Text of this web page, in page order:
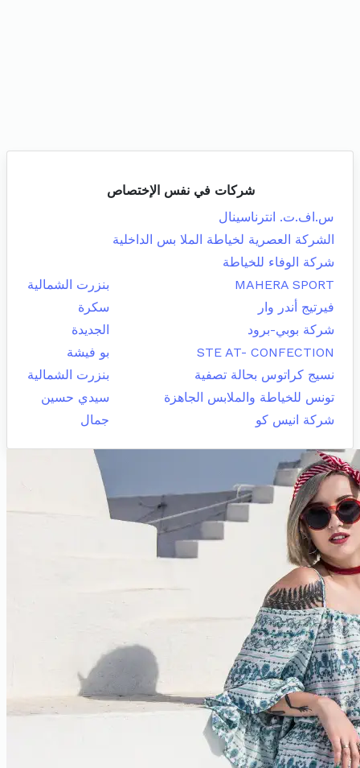
شركات في نفس الإختصاص
س.اف.ت. انترناسينال
الشركة العصرية لخياطة الملا بس الداخلية
شركة الوفاء للخياطة
MAHERA SPORT
بنزرت الشمالية
فيرتيج أندر وار
سكرة
شركة بوبي-برود
الجديدة
STE AT- CONFECTION
بو فيشة
نسيج كراتوس بحالة تصفية
بنزرت الشمالية
تونس للخياطة والملابس الجاهزة
سيدي حسين
شركة انيس كو
جمال